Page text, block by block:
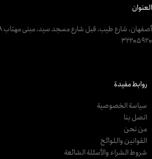
العنوان
32205920
روابط مفيدة
سياسة الخصوصية
اتصل بنا
من نحن
القوانين واللوائح
شروط الشراء والأسئلة الشائعة